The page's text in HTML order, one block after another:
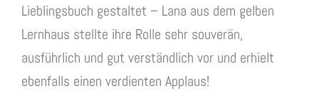
Lieblingsbuch gestaltet – Lana aus dem gelben
Lernhaus stellte ihre Rolle sehr souverän,
ausführlich und gut verständlich vor und erhielt
ebenfalls einen verdienten Applaus!